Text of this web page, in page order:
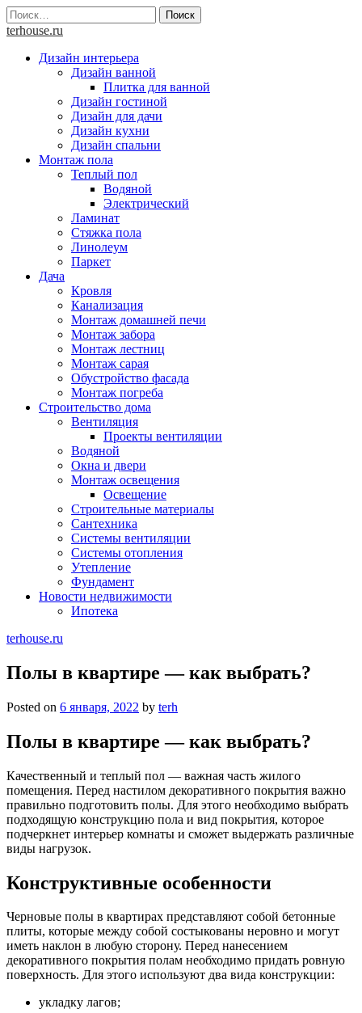
Skip
to
Найти:
terhouse.ru
Дизайн интерьера
Дизайн ванной
Плитка для ванной
Дизайн гостиной
Дизайн для дачи
Дизайн кухни
Дизайн спальни
Монтаж пола
Теплый пол
Водяной
Электрический
Ламинат
Стяжка пола
Линолеум
Паркет
Дача
Кровля
Канализация
Монтаж домашней печи
Монтаж забора
Монтаж лестниц
Монтаж сарая
Обустройство фасада
Монтаж погреба
Строительство дома
Вентиляция
Проекты вентиляции
Водяной
Окна и двери
Монтаж освещения
Освещение
Строительные материалы
Сантехника
Системы вентиляции
Системы отопления
Утепление
Фундамент
Новости недвижимости
Ипотека
terhouse.ru
Полы в квартире — как выбрать?
Posted on 6 января, 2022 by terh
Полы в квартире — как выбрать?
Качественный и теплый пол — важная часть жилого
помещения. Перед настилом декоративного покрытия важно
правильно подготовить полы. Для этого необходимо выбрать
подходящую конструкцию пола и вид покрытия, которое
подчеркнет интерьер комнаты и сможет выдержать различные
виды нагрузок.
Конструктивные особенности
Черновые полы в квартирах представляют собой бетонные
плиты, которые между собой состыкованы неровно и могут
иметь наклон в любую сторону. Перед нанесением
декоративного покрытия полам необходимо придать ровную
поверхность. Для этого используют два вида конструкции:
укладку лагов;